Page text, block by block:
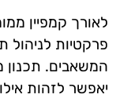
לאורך קמפיין
פרקטיות לניהול
המשאבים. תכנון
יאפשר לזהות